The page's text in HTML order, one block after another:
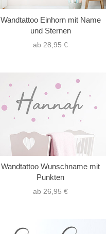
Wandtattoo Einhorn mit Name
und Sternen
ab 28,95 €
Wandtattoo Wunschname mit
Punkten
ab 26,95 €